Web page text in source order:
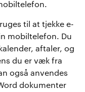
til at tjekke e-
mobiltelefon. Du
aftaler, og
du er væk fra
også anvendes
dokumenter